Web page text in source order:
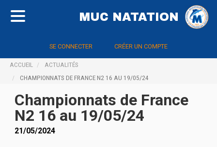
MUC NATATION
SE CONNECTER CRÉER UN COMPTE
ACCUEIL
ACTUALITÉS
CHAMPIONNATS DE FRANCE N2 16 AU 19/05/24
Championnats de France
N2 16 au 19/05/24
21/05/2024